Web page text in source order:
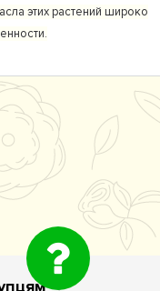
этих растений широко